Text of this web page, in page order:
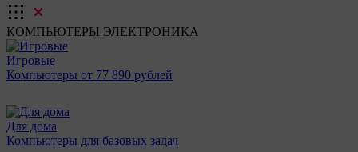
КОМПЬЮТЕРЫ ЭЛЕКТРОНИКА
Игровые
Компьютеры от 77 890 рублей
Для дома
Компьютеры для базовых задач